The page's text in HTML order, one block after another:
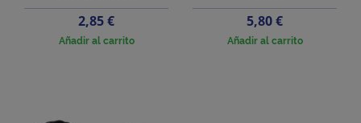
Precio
2,85 €
Añadir al carrito
Precio
5,80 €
Añadir al carrito